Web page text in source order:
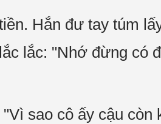
Hắn đư tay túm
lắc: "Nhớ đừng có
sao cô ấy cậu còn